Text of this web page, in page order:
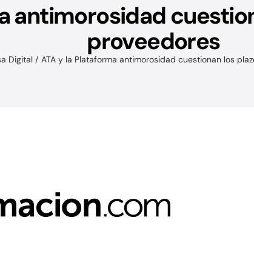
Pymes y
Servicios para
antimorosidad
proveedores
Digital ATA y la Plataforma antimorosidad cuestionan los